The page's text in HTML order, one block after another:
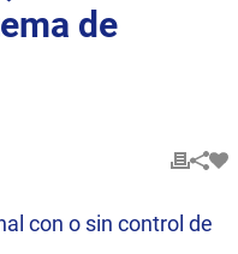
de
con o sin control de